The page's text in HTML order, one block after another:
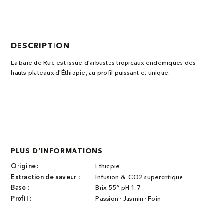
DESCRIPTION
La baie de Rue est issue d’arbustes tropicaux endémiques des
hauts plateaux d'Éthiopie, au profil puissant et unique.
PLUS D’INFORMATIONS
Origine :
Ethiopie
Extraction de saveur :
Infusion & CO2 supercritique
Base :
Brix 55° pH 1.7
Profil :
Passion · Jasmin · Foin